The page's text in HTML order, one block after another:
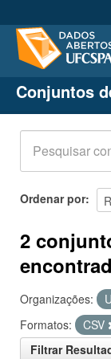
Conjuntos de
Organizações
Grupos
Sobre
Conjuntos
Ordenar por
2
Organizações:
Formatos:
CSV
Filtrar